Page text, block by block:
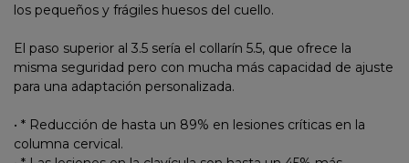
los pequeños y frágiles huesos del cuello.
El paso superior al 3.5 sería el collarín 5.5, que ofrece la
misma seguridad pero con mucha más capacidad de ajuste
para una adaptación personalizada.
• * Reducción de hasta un 89% en lesiones críticas en la
columna cervical.